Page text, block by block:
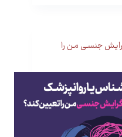
جنسـی مـن را